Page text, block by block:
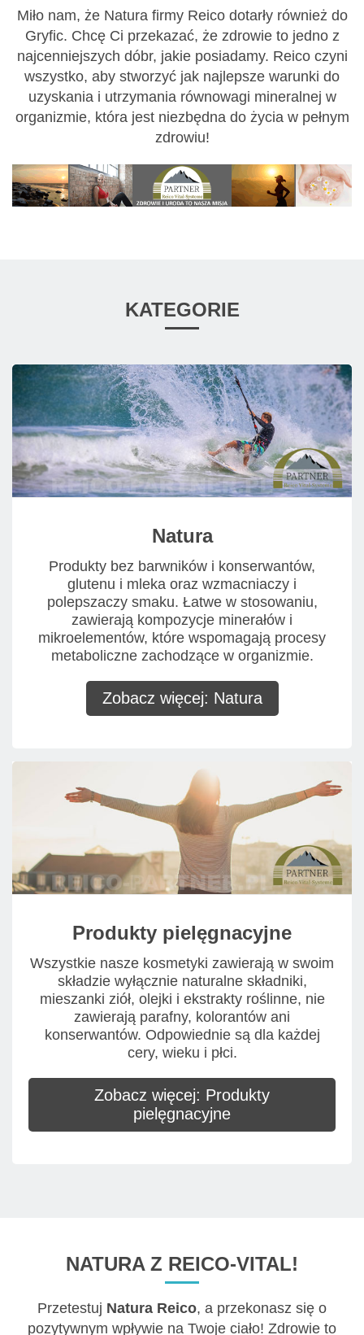
Miło nam, że Natura firmy Reico dotarły również do
Gryfic. Chcę Ci przekazać, że zdrowie to jedno z
najcenniejszych dóbr, jakie posiadamy. Reico czyni
wszystko, aby stworzyć jak najlepsze warunki do
uzyskania i utrzymania równowagi mineralnej w
organizmie, która jest niezbędna do życia w pełnym
zdrowiu!
KATEGORIE
Natura
Produkty bez barwników i konserwantów,
glutenu i mleka oraz wzmacniaczy i
polepszaczy smaku. Łatwe w stosowaniu,
zawierają kompozycje minerałów i
mikroelementów, które wspomagają procesy
metaboliczne zachodzące w organizmie.
Zobacz więcej: Natura
Produkty pielęgnacyjne
Wszystkie nasze kosmetyki zawierają w swoim
składzie wyłącznie naturalne składniki,
mieszanki ziół, olejki i ekstrakty roślinne, nie
zawierają parafny, kolorantów ani
konserwantów. Odpowiednie są dla każdej
cery, wieku i płci.
Zobacz więcej: Produkty
pielęgnacyjne
NATURA Z REICO-VITAL!
Przetestuj Natura Reico, a przekonasz się o
pozytywnym wpływie na Twoje ciało! Zdrowie to